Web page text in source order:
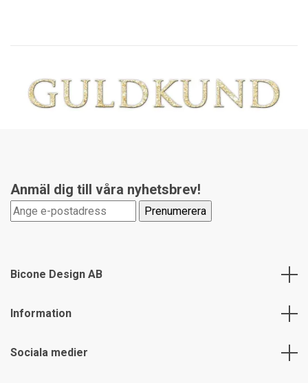
Anmäl dig till våra nyhetsbrev!
Bicone Design AB
Information
Sociala medier